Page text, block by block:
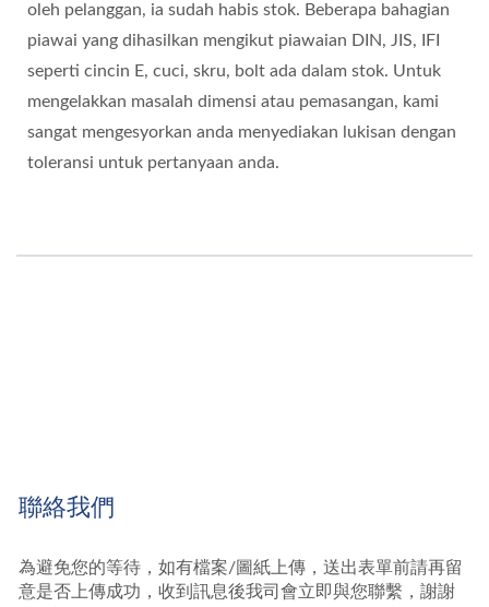
oleh pelanggan, ia sudah habis stok. Beberapa bahagian
piawai yang dihasilkan mengikut piawaian DIN, JIS, IFI
seperti cincin E, cuci, skru, bolt ada dalam stok. Untuk
mengelakkan masalah dimensi atau pemasangan, kami
sangat mengesyorkan anda menyediakan lukisan dengan
toleransi untuk pertanyaan anda.